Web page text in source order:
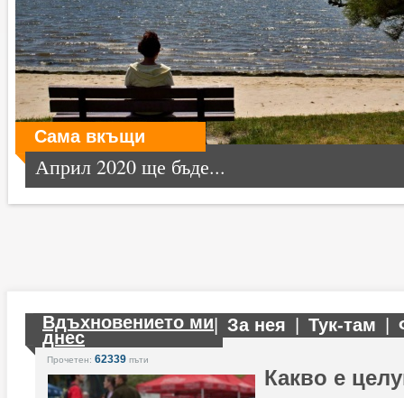
Сама вкъщи
Април 2020 ще бъде...
Вдъхновението ми
днес
За нея Тук-там
Прочетен: 62339 пъти
Какво е